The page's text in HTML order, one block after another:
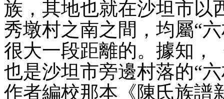
族，其地也就在沙坦市以
秀墩村之南之間，均屬“
很大一段距離的。據知，
也是沙坦市旁邊村落的“
作者編校那本《陳氏族譜